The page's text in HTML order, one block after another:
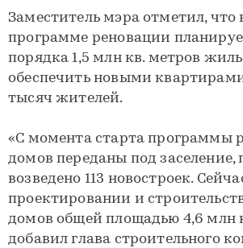
Заместитель мэра отметил, что
программе реновации
порядка 1,5 млн кв. метров
обеспечить новыми
тысяч жителей.
«С момента старта программы
домов переданы под заселение,
возведено 113 новостроек.
проектировании и
домов общей площадью 4,6 млн
добавил глава строительного